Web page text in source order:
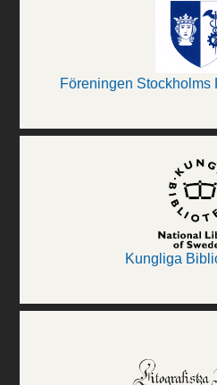
Föreningen Stockholms
Kungliga